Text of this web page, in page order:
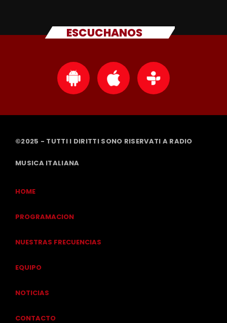
ESCUCHANOS
©2025 - TUTTI I DIRITTI SONO RISERVATI A RADIO
MUSICA ITALIANA
HOME
PROGRAMACION
NUESTRAS FRECUENCIAS
EQUIPO
NOTICIAS
CONTACTO